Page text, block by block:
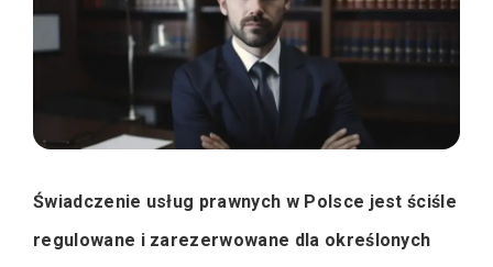
Świadczenie usług prawnych w Polsce jest ściśle
regulowane i zarezerwowane dla określonych